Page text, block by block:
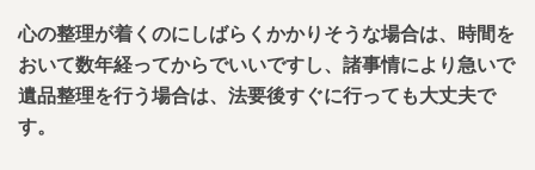
3.2.3. ３.不用品、処分品の分別
3.2.4. 4.処分できないものは専門業社に依
心の整理が着くのにしばらくかかりそうな場合は、時間を
おいて数年経ってからでいいですし、諸事情により急いで
遺品整理を行う場合は、法要後すぐに行っても大丈夫で
す。